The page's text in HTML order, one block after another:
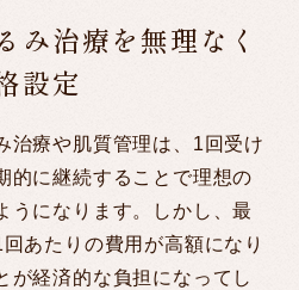
み治療を無理なく
設定
治療や肌質管理は、1回受け
的に継続することで理想の
うになります。しかし、最
あたりの費用が高額になり
が経済的な負担になってし